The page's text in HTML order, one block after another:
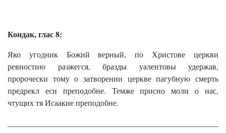
Кондак, глас 8:
Яко угодник Божий верный, по Христове церкви
ревностию разжегся, бразды уалентовы удержав,
пророчески тому о затворении церкве пагубную смерть
предрекл еси преподобне. Темже присно моли о нас,
чтущих тя Исаакие преподобне.